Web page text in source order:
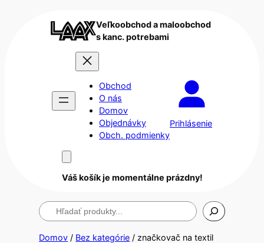
Veľkoobchod a maloobchod
s kanc. potrebami
Obchod
O nás
Domov
Objednávky
Obch. podmienky
Prihlásenie
Váš košík je momentálne prázdny!
Hľadanie
Domov / Bez kategórie / značkovač na textil